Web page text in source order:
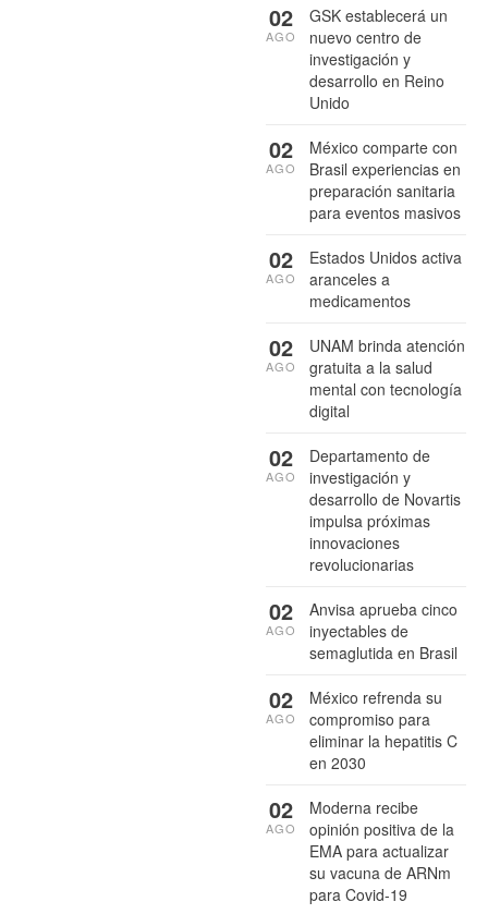
GSK establecerá un
nuevo centro de
investigación y
desarrollo en Reino
Unido
02
AGO
México comparte con
Brasil experiencias en
preparación sanitaria
para eventos masivos
02
AGO
Estados Unidos activa
aranceles a
medicamentos
02
AGO
UNAM brinda atención
gratuita a la salud
mental con tecnología
digital
02
AGO
Departamento de
investigación y
desarrollo de Novartis
impulsa próximas
innovaciones
revolucionarias
02
AGO
Anvisa aprueba cinco
inyectables de
semaglutida en Brasil
02
AGO
México refrenda su
compromiso para
eliminar la hepatitis C
en 2030
02
AGO
Moderna recibe
opinión positiva de la
EMA para actualizar
su vacuna de ARNm
para Covid-19
02
AGO